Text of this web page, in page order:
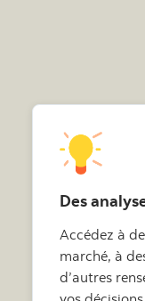
Des
Accédez à
marché, à
d’autres